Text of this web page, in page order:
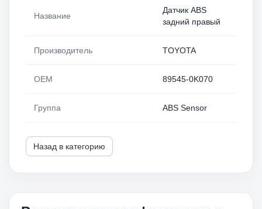
Название
Датчик ABS
задний правый
Производитель TOYOTA
OEM 89545-0K070
Группа ABS Sensor
Назад в категорию